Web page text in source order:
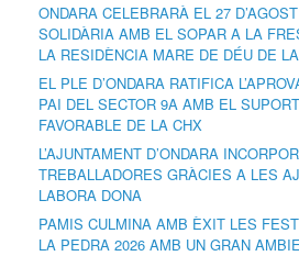
ONDARA CELEBRARÀ EL 27
SOLIDÀRIA AMB EL SOPAR A LA
LA RESIDÈNCIA MARE DE DÉU DE
EL PLE D’ONDARA RATIFICA
PAI DEL SECTOR 9A AMB EL
FAVORABLE DE LA CHX
L’AJUNTAMENT D’ONDARA
TREBALLADORES GRÀCIES A LES
LABORA DONA
PAMIS CULMINA AMB ÈXIT LES
LA PEDRA 2026 AMB UN GRAN